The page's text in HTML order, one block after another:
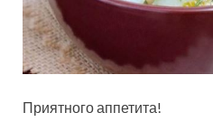
Приятного аппетита!